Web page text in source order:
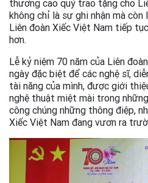
thưởng cao quý trao tặng cho
không chỉ là sự ghi nhận mà còn
Liên đoàn Xiếc Việt Nam tiếp
hơn.
Lễ kỷ niệm 70 năm của Liên
ngày đặc biệt để các nghệ sĩ,
tài năng của mình, được giới
nghệ thuật miệt mài trong
công chúng những thông điệp,
Xiếc Việt Nam đang vươn ra